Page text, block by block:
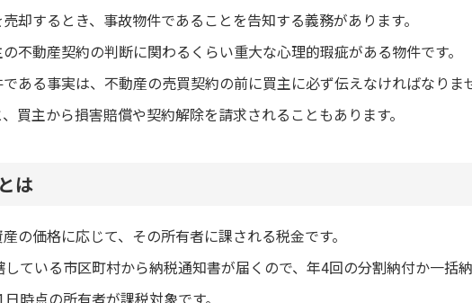
却するとき、事故物件であることを告知する義務があります。
不動産契約の判断に関わるくらい重大な心理的瑕疵がある物件です。
ある事実は、不動産の売買契約の前に買主に必ず伝えなければなりま
買主から損害賠償や契約解除を請求されることもあります。
は
の価格に応じて、その所有者に課される税金です。
ている市区町村から納税通知書が届くので、年4回の分割納付か一括納
時点の所有者が課税対象です。